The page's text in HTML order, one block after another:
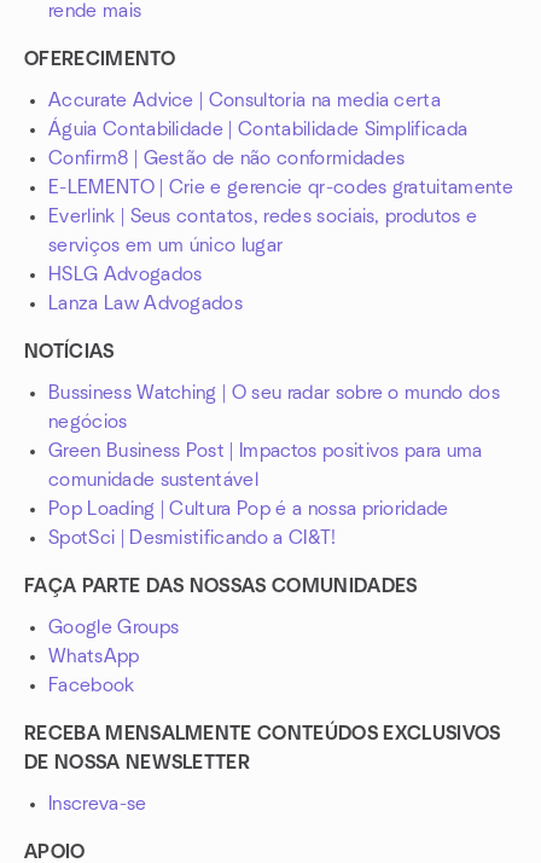
rende mais
OFERECIMENTO
Accurate Advice | Consultoria na media certa
Águia Contabilidade | Contabilidade Simplificada
Confirm8 | Gestão de não conformidades
E-LEMENTO | Crie e gerencie qr-codes gratuitamente
Everlink | Seus contatos, redes sociais, produtos e
serviços em um único lugar
HSLG Advogados
Lanza Law Advogados
NOTÍCIAS
Bussiness Watching | O seu radar sobre o mundo dos
negócios
Green Business Post | Impactos positivos para uma
comunidade sustentável
Pop Loading | Cultura Pop é a nossa prioridade
SpotSci | Desmistificando a CI&T!
FAÇA PARTE DAS NOSSAS COMUNIDADES
Google Groups
WhatsApp
Facebook
RECEBA MENSALMENTE CONTEÚDOS EXCLUSIVOS
DE NOSSA NEWSLETTER
Inscreva-se
APOIO